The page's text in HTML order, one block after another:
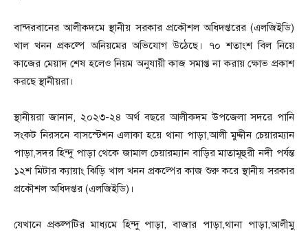
বান্দরবানের আলীকদমে স্থানীয় সরকার প্রকৌশল অধিদপ্তরের (এলজিইডি)
খাল খনন প্রকল্পে অনিয়মের অভিযোগ উঠেছে। ৭০ শতাংশ বিল নিয়ে
কাজের মেয়াদ শেষ হলেও নিয়ম অনুযায়ী কাজ সমাপ্ত না করায় ক্ষোভ প্রকাশ
করছে স্থানীয়রা।
স্থানীয়রা জানান, ২০২৩-২৪ অর্থ বছরে আলীকদম উপজেলা সদরে পানি
সংকট নিরসনে বাসস্টেশন এলাকা হয়ে থানা পাড়া,আলী মুদ্দীন চেয়ারম্যান
পাড়া,সদর হিন্দু পাড়া থেকে জামাল চেয়ারম্যান বাড়ির মাতামূহুরী নদী পর্যন্ত
১২শ মিটার ক্যায়াং ঝিড়ি খাল খনন প্রকল্পের কাজ শুরু করে স্থানীয় সরকার
প্রকৌশল অধিদপ্তর (এলজিইডি)।
যেখানে প্রকল্পটির মাধ্যমে হিন্দু পাড়া, বাজার পাড়া,থানা পাড়া,আলীমু